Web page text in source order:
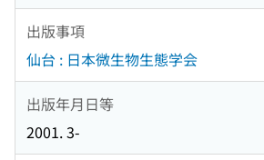
出版事項
仙台 : 日本微生物生態学会
出版年月日等
2001. 3-